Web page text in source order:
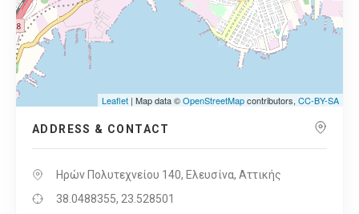
Leaflet | Map data ©OpenStreetMapcontributors, CC-BY-SA
ADDRESS & CONTACT
Ηρών Πολυτεχνείου 140, Ελευσίνα, Αττικής
38.0488355, 23.528501